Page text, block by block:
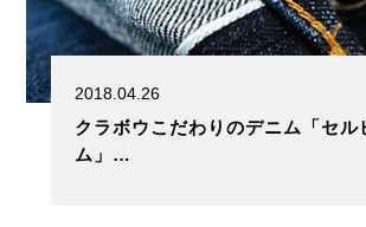
2018.04.26
クラボウこだわりのデニム「セル
ム」…